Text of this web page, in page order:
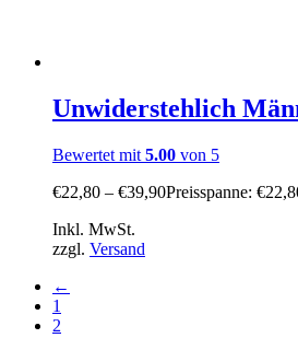
Unwiderstehlich
Bewertet mit 5.00 von 5
€22,80 – €39,90Preisspanne:
Inkl. MwSt.
zzgl. Versand
←
1
2